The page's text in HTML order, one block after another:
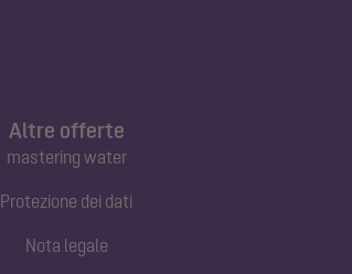
Altre offerte
mastering water
Protezione dei dati
Nota legale